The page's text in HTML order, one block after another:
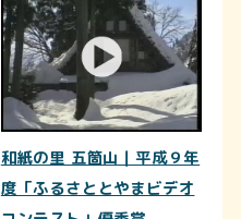
和紙の里 五箇山｜平成９年
度「ふるさととやまビデオ